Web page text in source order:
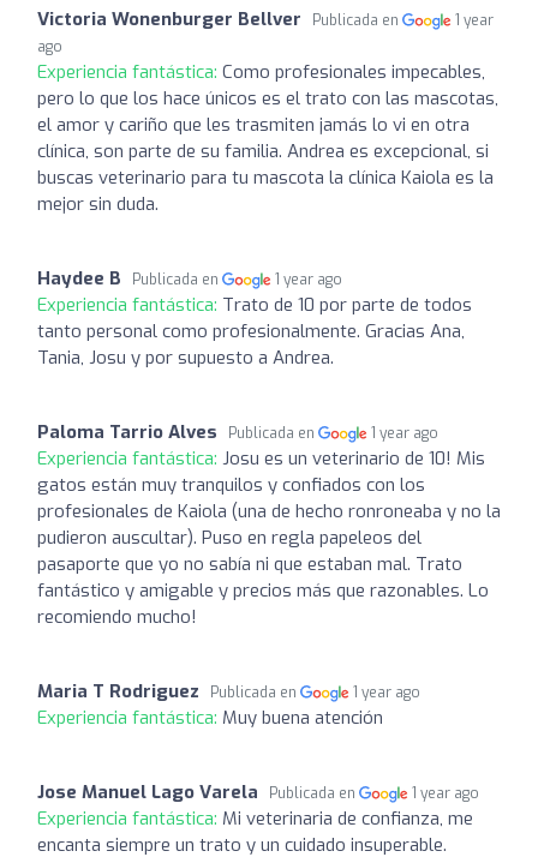
Victoria Wonenburger Bellver Publicada en
1 year
ago
Experiencia fantástica: Como profesionales impecables,
pero lo que los hace únicos es el trato con las mascotas,
el amor y cariño que les trasmiten jamás lo vi en otra
clínica, son parte de su familia. Andrea es excepcional, si
buscas veterinario para tu mascota la clínica Kaiola es la
mejor sin duda.
Haydee B Publicada en 1 year ago
Experiencia fantástica: Trato de 10 por parte de todos
tanto personal como profesionalmente. Gracias Ana,
Tania, Josu y por supuesto a Andrea.
Paloma Tarrio Alves Publicada en 1 year ago
Experiencia fantástica: Josu es un veterinario de 10! Mis
gatos están muy tranquilos y confiados con los
profesionales de Kaiola (una de hecho ronroneaba y no la
pudieron auscultar). Puso en regla papeleos del
pasaporte que yo no sabía ni que estaban mal. Trato
fantástico y amigable y precios más que razonables. Lo
recomiendo mucho!
Maria T Rodriguez Publicada en 1 year ago
Experiencia fantástica: Muy buena atención
Jose Manuel Lago Varela Publicada en 1 year ago
Experiencia fantástica: Mi veterinaria de confianza, me
encanta siempre un trato y un cuidado insuperable.